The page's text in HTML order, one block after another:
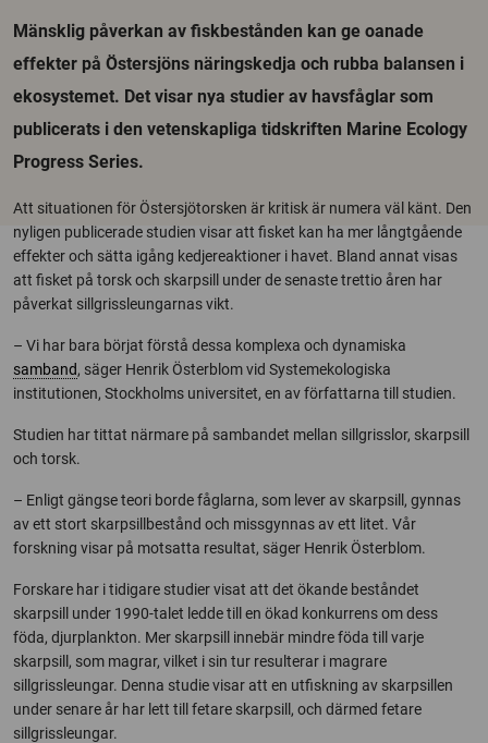
Mänsklig påverkan av fiskbestånden kan ge oanade
effekter på Östersjöns näringskedja och rubba balansen i
ekosystemet. Det visar nya studier av havsfåglar som
publicerats i den vetenskapliga tidskriften Marine Ecology
Progress Series.
Att situationen för Östersjötorsken är kritisk är numera väl känt. Den
nyligen publicerade studien visar att fisket kan ha mer långtgående
effekter och sätta igång kedjereaktioner i havet. Bland annat visas
att fisket på torsk och skarpsill under de senaste trettio åren har
påverkat sillgrissleungarnas vikt.
– Vi har bara börjat förstå dessa komplexa och dynamiska
samband, säger Henrik Österblom vid Systemekologiska
institutionen, Stockholms universitet, en av författarna till studien.
Studien har tittat närmare på sambandet mellan sillgrisslor, skarpsill
och torsk.
– Enligt gängse teori borde fåglarna, som lever av skarpsill, gynnas
av ett stort skarpsillbestånd och missgynnas av ett litet. Vår
forskning visar på motsatta resultat, säger Henrik Österblom.
Forskare har i tidigare studier visat att det ökande beståndet
skarpsill under 1990-talet ledde till en ökad konkurrens om dess
föda, djurplankton. Mer skarpsill innebär mindre föda till varje
skarpsill, som magrar, vilket i sin tur resulterar i magrare
sillgrissleungar. Denna studie visar att en utfiskning av skarpsillen
under senare år har lett till fetare skarpsill, och därmed fetare
sillgrissleungar.